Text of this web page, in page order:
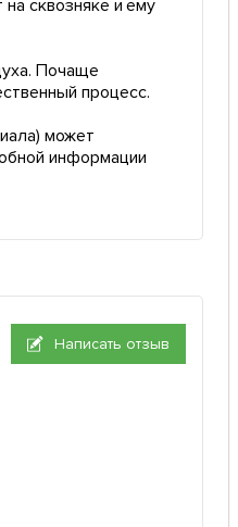
сквозняке и ему
Почаще
процесс.
может
информации
Написать отзыв